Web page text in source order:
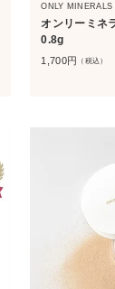
ONLY MINERALS
オンリーミネ
0.8g
1,700円 （税込）